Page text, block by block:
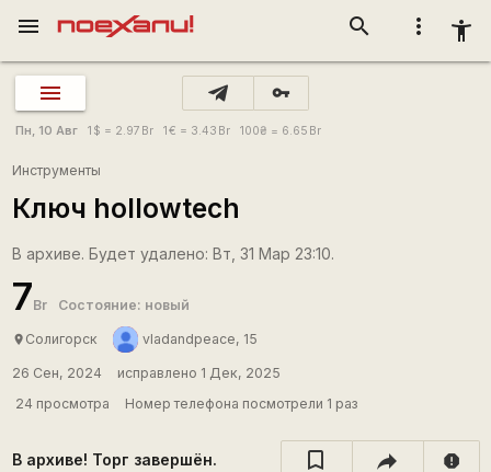
more_vert accessibility_new
search
menu
vpn_key
Пн, 10 Авг 1 $ = 2.97 Br 1€ = 3.43 Br 100₴ = 6.65 Br
Инструменты
Ключ hollowtech
В архиве. Будет удалено: Вт, 31 Мар 23:10.
7Br Состояние: новый
place Солигорск vladandpeace, 15
26 Сен, 2024
исправлено 1 Дек, 2025
24 просмотра
Номер телефона посмотрели 1 раз
В архиве! Торг завершён. report